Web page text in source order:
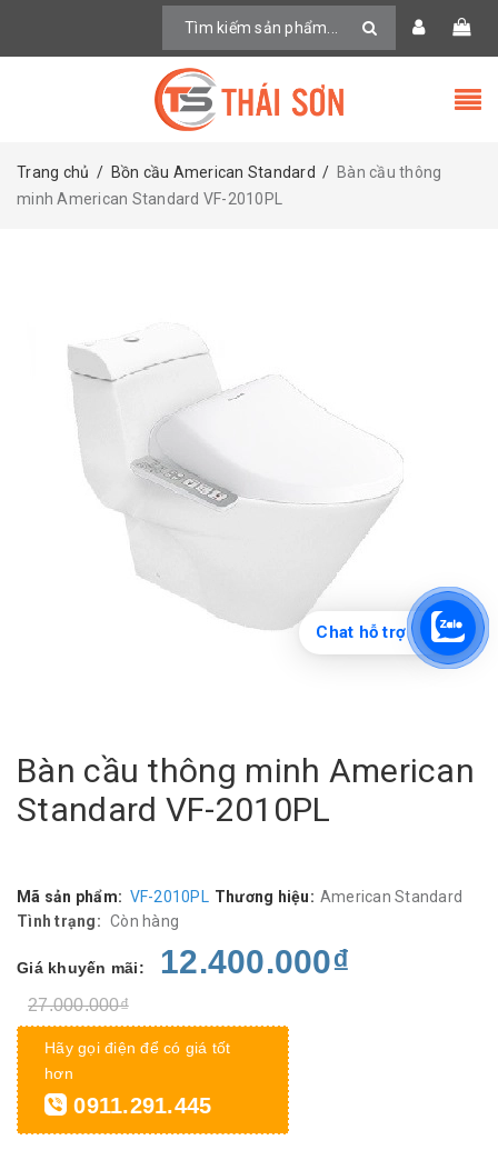
Trang chủ / Bồn cầu American Standard / Bàn cầu thông
minh American Standard VF-2010PL
Bàn cầu thông minh American
Standard VF-2010PL
Mã sản phẩm: VF-2010PL Thương hiệu: American Standard
Tình trạng: Còn hàng
Giá khuyến mãi: 12.400.000₫
27.000.000₫
Hãy gọi điện để có giá tốt
hơn
0911.291.445
Chat hỗ trợ